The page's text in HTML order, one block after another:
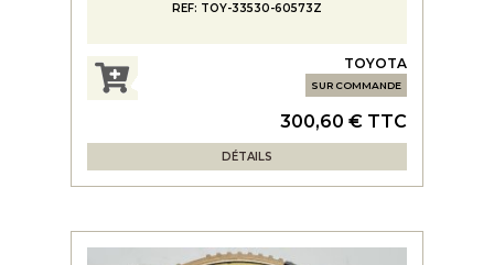
REF: TOY-33530-60573Z
TOYOTA
SUR COMMANDE
300,60 € TTC
DÉTAILS